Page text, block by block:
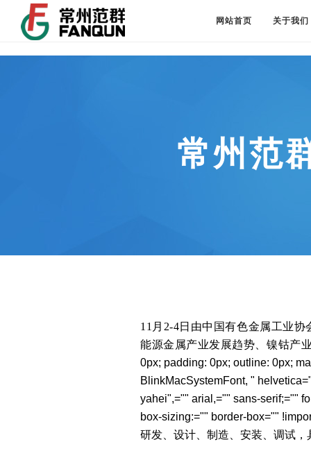
网站首页 关于我们
常州范
11月2-4日由中国有色金属工业
能源金属产业发展趋势、镍钴产
0px; padding: 0px; outline: 0px;
BlinkMacSystemFont, "
yahei",="" arial,="" sans-serif;=""
box-sizing:="" border-box=""
研发、设计、制造、安装、调试